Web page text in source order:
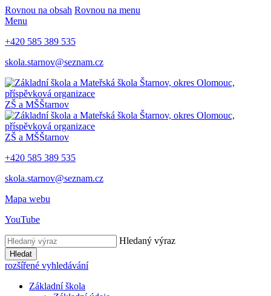
Rovnou na obsah Rovnou na menu
Menu
+420 585 389 535
skola.starnov@seznam.cz
ZŠ a MŠŠtarnov
ZŠ a MŠŠtarnov
+420 585 389 535
skola.starnov@seznam.cz
Mapa webu
YouTube
Hledaný výraz
Hledat
rozšířené vyhledávání
Základní škola